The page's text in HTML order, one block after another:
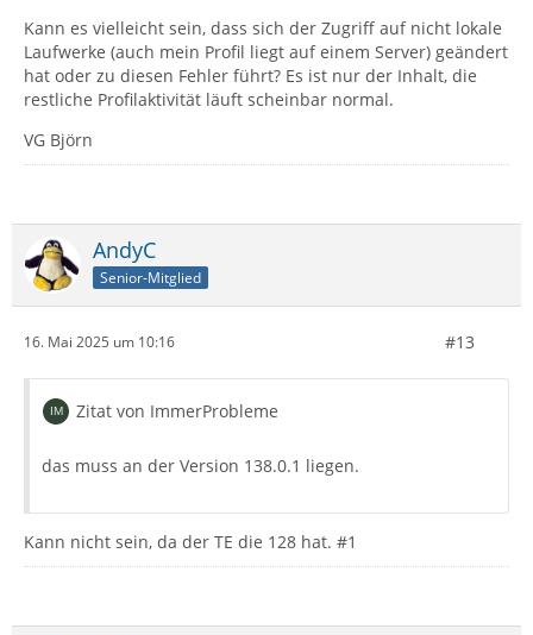
Kann es vielleicht sein, dass sich der Zugriff auf nicht lokale
Laufwerke (auch mein Profil liegt auf einem Server) geändert
hat oder zu diesen Fehler führt? Es ist nur der Inhalt, die
restliche Profilaktivität läuft scheinbar normal.
VG Björn
AndyC
Senior-Mitglied
16. Mai 2025 um 10:16 #13
Zitat von ImmerProbleme
das muss an der Version 138.0.1 liegen.
Kann nicht sein, da der TE die 128 hat. #1